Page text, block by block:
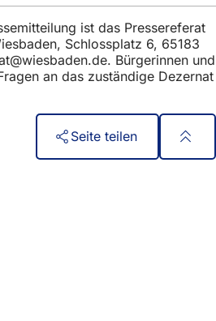
ist das Pressereferat
Schlossplatz 6, 65183
wiesbaden de. Bürgerinnen und
an das zuständige Dezernat
Seite teilen